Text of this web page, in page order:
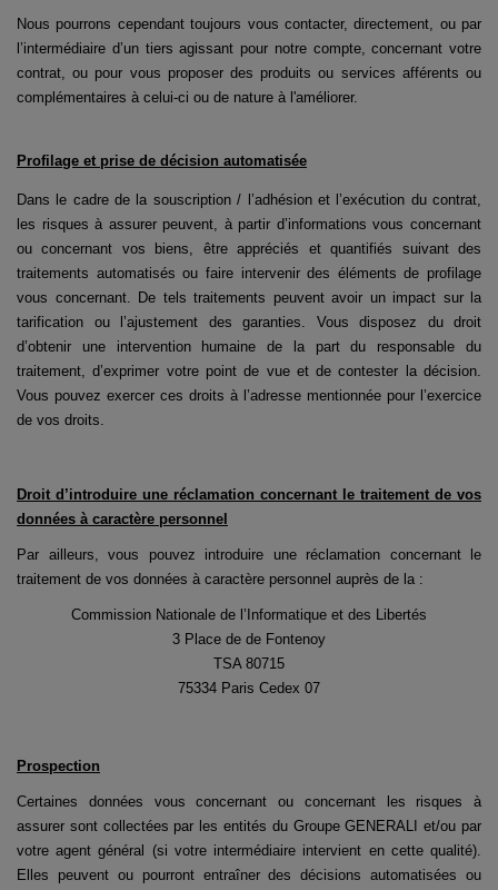
Nous pourrons cependant toujours vous contacter, directement, ou par
l’intermédiaire d’un tiers agissant pour notre compte, concernant votre
contrat, ou pour vous proposer des produits ou services afférents ou
complémentaires à celui-ci ou de nature à l'améliorer.
Profilage et prise de décision automatisée
Dans le cadre de la souscription / l’adhésion et l’exécution du contrat,
les risques à assurer peuvent, à partir d’informations vous concernant
ou concernant vos biens, être appréciés et quantifiés suivant des
traitements automatisés ou faire intervenir des éléments de profilage
vous concernant. De tels traitements peuvent avoir un impact sur la
tarification ou l’ajustement des garanties. Vous disposez du droit
d’obtenir une intervention humaine de la part du responsable du
traitement, d’exprimer votre point de vue et de contester la décision.
Vous pouvez exercer ces droits à l’adresse mentionnée pour l’exercice
de vos droits.
Droit d’introduire une réclamation concernant le traitement de vos
données à caractère personnel
Par ailleurs, vous pouvez introduire une réclamation concernant le
traitement de vos données à caractère personnel auprès de la :
Commission Nationale de l’Informatique et des Libertés
3 Place de de Fontenoy
TSA 80715
75334 Paris Cedex 07
Prospection
Certaines données vous concernant ou concernant les risques à
assurer sont collectées par les entités du Groupe GENERALI et/ou par
votre agent général (si votre intermédiaire intervient en cette qualité).
Elles peuvent ou pourront entraîner des décisions automatisées ou